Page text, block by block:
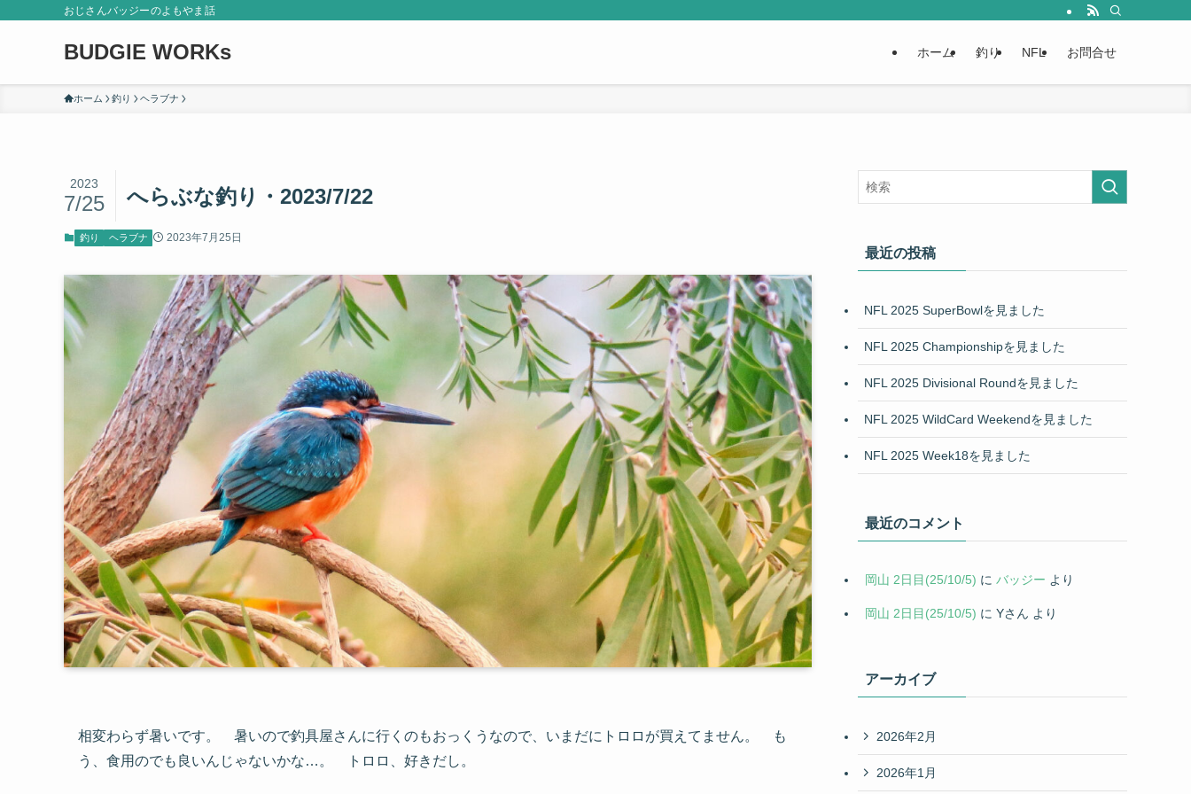
おじさんバッジーのよもやま話
BUDGIE WORKs ホーム 釣り NFL お問合せ
ホーム 釣り ヘラブナ
へらぶな釣り・2023/7/22
2023
7/25
釣り ヘラブナ 2023年7月25日
相変わらず暑いです。 暑いので釣具屋さんに行くのもおっくうなので、いまだにトロロが買えてません。 も
う、食用のでも良いんじゃないかな…。 トロロ、好きだし。
最近の投稿
NFL 2025 SuperBowlを見ました
NFL 2025 Championshipを見ました
NFL 2025 Divisional Roundを見ました
NFL 2025 WildCard Weekendを見ました
NFL 2025 Week18を見ました
最近のコメント
岡山 2日目(25/10/5) に バッジー より
岡山 2日目(25/10/5) に Yさん より
アーカイブ
2026年2月
2026年1月